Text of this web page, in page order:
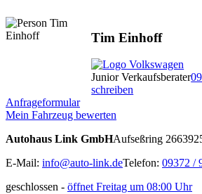
Tim Einhoff
Junior Verkaufsberater
schreiben
Anfrageformular
Mein Fahrzeug bewerten
Autohaus Link GmbHAufseßring 26
E-Mail: info@auto-link.deTelefon: 09372 /
geschlossen - öffnet Freitag um 08:00 Uhr